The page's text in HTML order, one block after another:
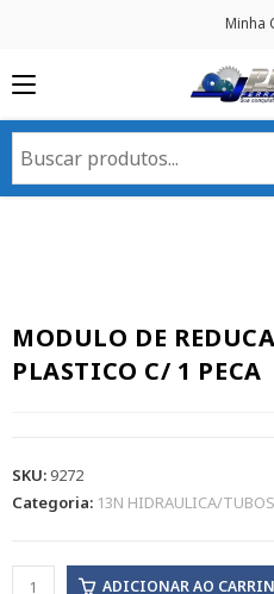
Minha
MODULO DE
PLASTICO C/ 1 PECA
SKU:9272
Categoria: 13N HIDRAULICA/
ADICIONAR AO